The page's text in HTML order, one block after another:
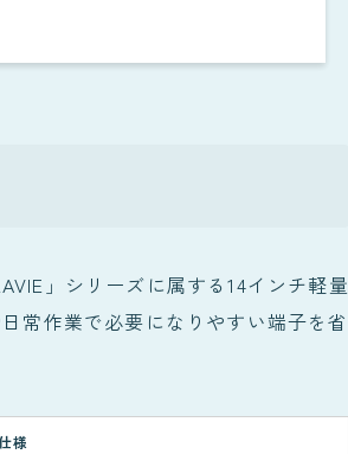
」シリーズに属する14インチ軽量
常作業で必要になりやすい端子を省
様